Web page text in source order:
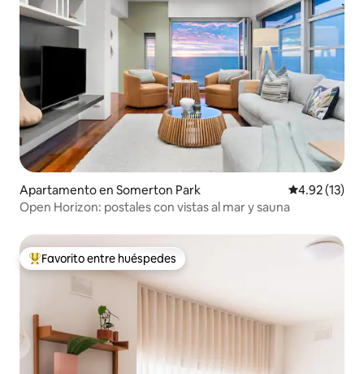
Apartamento en Somerton Park Calificación
4.92 (13)
Open Horizon: postales con vistas al mar y sauna
Favorito entre huéspedes preferido
Favorito entre huéspedes